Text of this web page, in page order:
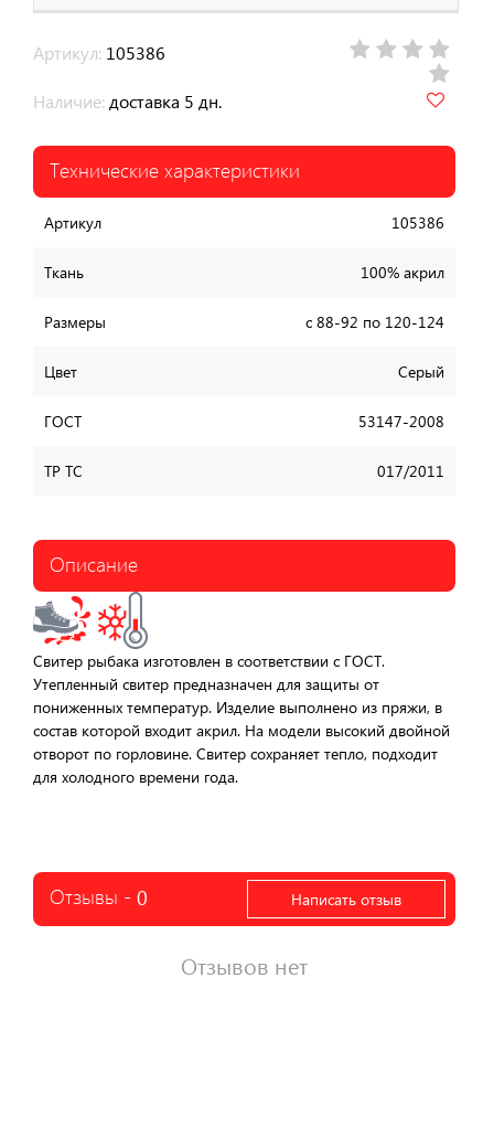
Артикул: 105386
Наличие: доставка 5 дн.
Технические характеристики
Артикул 105386
Ткань 100% акрил
Размеры с 88-92 по 120-124
Цвет Серый
ГОСТ 53147-2008
ТР ТС 017/2011
Описание
Свитер рыбака изготовлен в соответствии с ГОСТ.
Утепленный свитер предназначен для защиты от
пониженных температур. Изделие выполнено из пряжи, в
состав которой входит акрил. На модели высокий двойной
отворот по горловине. Свитер сохраняет тепло, подходит
для холодного времени года.
Отзывы - 0 Написать отзыв
Отзывов нет